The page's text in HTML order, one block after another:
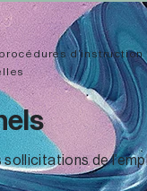
d’instruction
de